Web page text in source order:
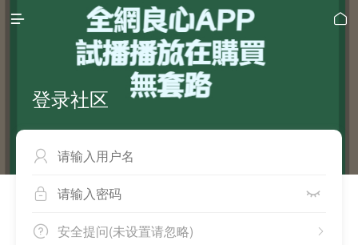
 
登录社区

 
 
安全提问(未设置请忽略)